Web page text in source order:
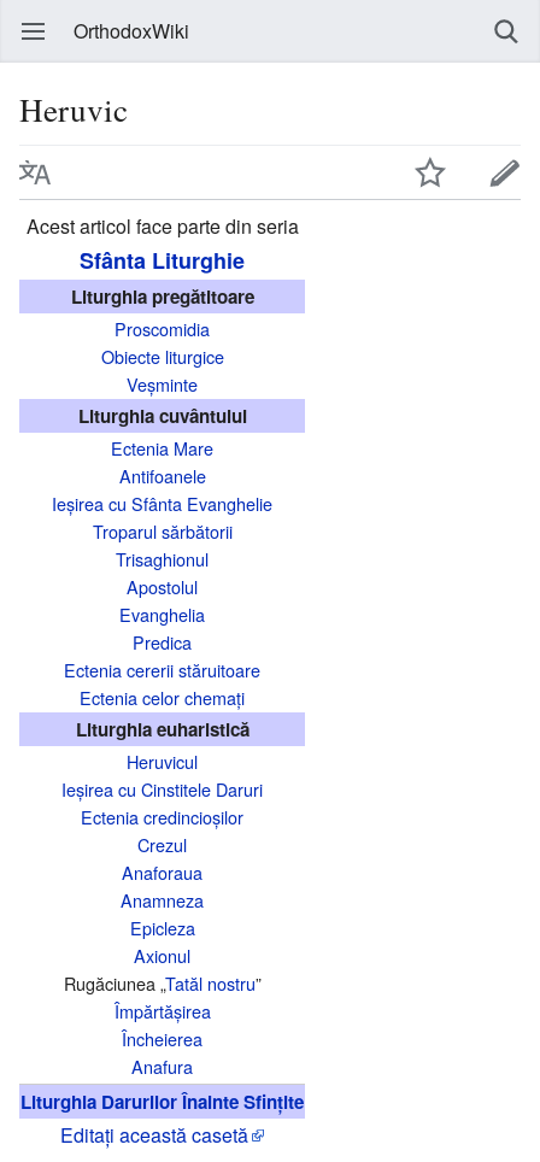
OrthodoxWiki
Heruvic
Acest articol face parte din seria
Sfânta Liturghie
Liturghia pregătitoare
Proscomidia
Obiecte liturgice
Veșminte
Liturghia cuvântului
Ectenia Mare
Antifoanele
Ieșirea cu Sfânta Evanghelie
Troparul sărbătorii
Trisaghionul
Apostolul
Evanghelia
Predica
Ectenia cererii stăruitoare
Ectenia celor chemați
Liturghia euharistică
Heruvicul
Ieșirea cu Cinstitele Daruri
Ectenia credincioșilor
Crezul
Anaforaua
Anamneza
Epicleza
Axionul
Rugăciunea „Tatăl nostru”
Împărtășirea
Încheierea
Anafura
Liturghia Darurilor Înainte Sfințite
Editați această casetă